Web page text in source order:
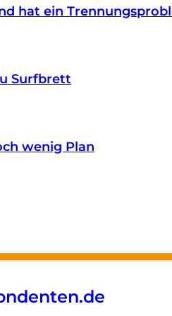
hat ein
Surfbrett
wenig Plan